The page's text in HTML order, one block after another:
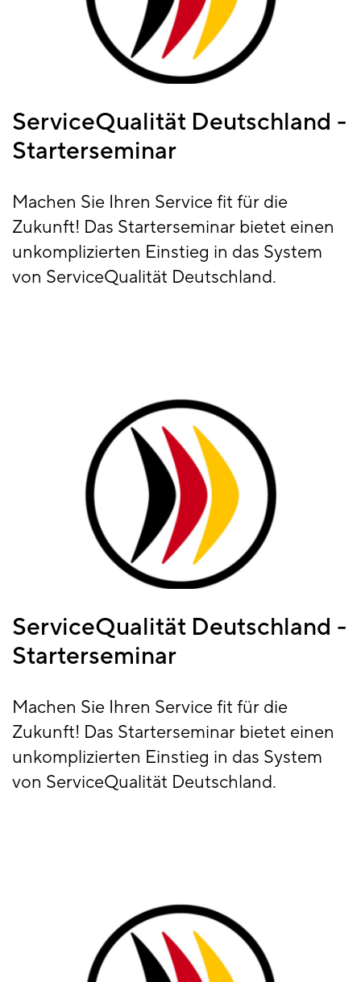
ServiceQualität Deutschland -
Starterseminar
Machen Sie Ihren Service fit für die
Zukunft! Das Starterseminar bietet einen
unkomplizierten Einstieg in das System
von ServiceQualität Deutschland.
ServiceQualität Deutschland -
Starterseminar
Machen Sie Ihren Service fit für die
Zukunft! Das Starterseminar bietet einen
unkomplizierten Einstieg in das System
von ServiceQualität Deutschland.